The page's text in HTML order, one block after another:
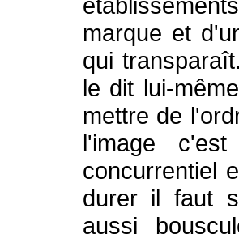
marque et
qui
le dit lui-
mettre de
l'image
concurrentiel
durer il faut
aussi